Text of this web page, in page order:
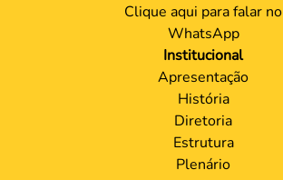
Clique aqui para falar no
WhatsApp
Institucional
Apresentação
História
Diretoria
Estrutura
Plenário